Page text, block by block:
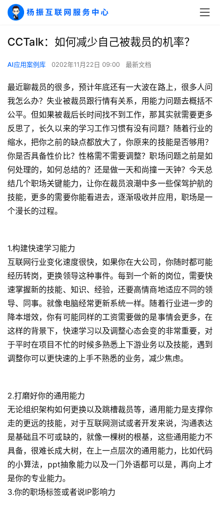
CCTalk：如何减少自己被裁员的机率？
AI应用案例库 0202年11月22日 09:00 最新文档
最近聊裁员的很多，预计年底还有一大波在路上，很多人问
我怎么办？失业被裁员跟行情有关系，用能力问题去概括不
公平。但如果被裁后长时间找不到工作，那其实就需要更多
反思了，长久以来的学习工作习惯有没有问题？随着行业的
缩水，把你之前的缺点都放大了，你原来的技能是否够用？
你是否具备性价比？性格需不需要调整？职场问题之前是如
何处理的，如何总结的？还是做一天和尚撞一天钟？今天总
结几个职场关键能力，让你在裁员浪潮中多一些保驾护航的
技能，更多的需要你能看进去，逐渐吸收并应用，职场是一
个漫长的过程。
1.构建快速学习能力
互联网行业变化速度很快，如果你在大公司，你随时都可能
经历转岗，更换领导这种事件。每到一个新的岗位，需要快
速掌握新的技能、知识、经验，还要高情商地适应不同的领
导、同事。就像电脑经常更新系统一样。随着行业进一步的
降本增效，你有可能同样的工资需要做的是事情会更多，在
这样的背景下，快速学习以及调整心态会变的非常重要，对
于平时在项目不忙的时候多熟悉上下游业务以及技能，遇到
调整你可以更快速的上手不熟悉的业务，减少焦虑。
2.打磨好你的通用能力
无论组织架构如何更换以及跳槽裁员等，通用能力是支撑你
走的更远的技能，对于互联网测试或者开发来说，沟通表达
是基础且不可或缺的，就像一棵树的根基，这些通用能力不
具备，很难长成大树，在上一点层次的通用能力，比如代码
的小算法，ppt抽象能力以及一门外语都可以是，再向上才
是你的专业能力。
3.你的职场标签或者说IP影响力